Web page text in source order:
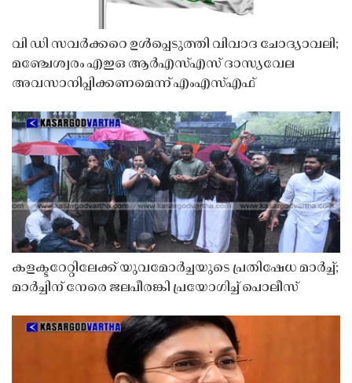
വി ഡി സവർക്കറെ ഉൾപ്പെടുത്തി വിവാദ ചോദ്യാവലി;
മഞ്ചേശ്വരം എഇഒ ആർഎസ്എസ് ദാസ്യവേല
അവസാനിപ്പിക്കണമെന്ന് എംഎസ്എഫ്
കളക്ടറേറ്റിലേക്ക് യുവമോർച്ചയുടെ പ്രതിഷേധ മാർച്ച്;
മാർച്ചിന് നേരെ ജലപീരങ്കി പ്രയോഗിച്ച് പൊലീസ്